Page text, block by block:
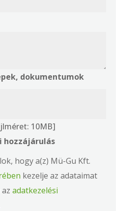
dokumentumok
10MB]
hozzájárulás
hogy a(z) Mü-Gu Kft.
kezelje az adataimat
adatkezelési